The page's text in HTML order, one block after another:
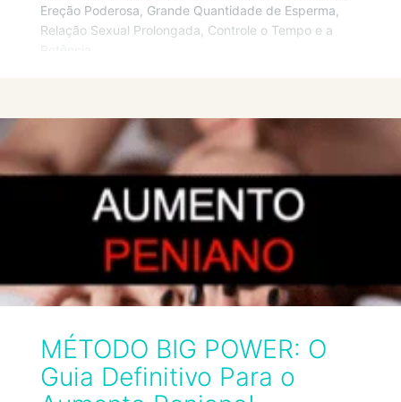
Ereção Poderosa, Grande Quantidade de Esperma,
Relação Sexual Prolongada, Controle o Tempo e a
MÉTODO BIG POWER: O
Guia Definitivo Para o